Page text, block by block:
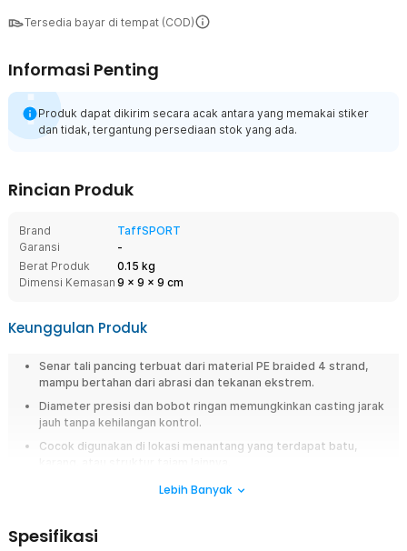
Tersedia bayar di tempat (COD)
Informasi Penting
Produk dapat dikirim secara acak antara yang memakai stiker
dan tidak, tergantung persediaan stok yang ada.
Rincian Produk
Brand
TaffSPORT
Garansi
-
Berat Produk
0.15 kg
Dimensi Kemasan 9 x 9 x 9 cm
Keunggulan Produk
Senar tali pancing terbuat dari material PE braided 4 strand,
mampu bertahan dari abrasi dan tekanan ekstrem.
Diameter presisi dan bobot ringan memungkinkan casting jarak
jauh tanpa kehilangan kontrol.
Cocok digunakan di lokasi menantang yang terdapat batu,
Senar lentur namun kuat, cocok metode mancing casting,
Dapat digunakan di air asin yang korosif atau air tawar yang
berarus deras.
Lebih Banyak
Spesifikasi